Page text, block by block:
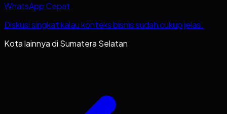
WhatsApp Cepat
Diskusi singkat kalau konteks bisnis sudah cukup jelas.
Kota lainnya di Sumatera Selatan